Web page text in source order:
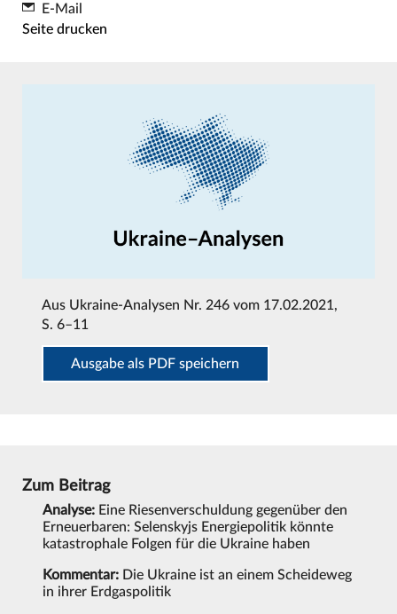
E-Mail
Seite drucken
Aus Ukraine-Analysen Nr. 246 vom 17.02.2021,
S. 6–11
Ausgabe als PDF speichern
Zum Beitrag
Analyse: Eine Riesenverschuldung gegenüber den
Erneuerbaren: Selenskyjs Energiepolitik könnte
katastrophale Folgen für die Ukraine haben
Kommentar: Die Ukraine ist an einem Scheideweg
in ihrer Erdgaspolitik